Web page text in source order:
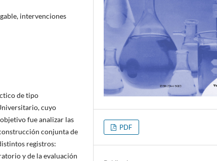
intervenciones
de tipo
cuyo
fue analizar las
conjunta de
registros:
y de la evaluación
PDF